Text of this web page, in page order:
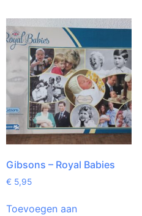
Gibsons – Royal Babies
€ 5,95
Toevoegen aan